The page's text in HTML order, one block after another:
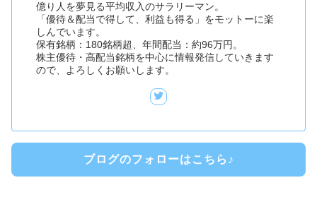
億り人を夢見る平均収入のサラリーマン。
「優待＆配当で得して、利益も得る」をモットーに楽
しんでいます。
保有銘柄：180銘柄超、年間配当：約96万円。
株主優待・高配当銘柄を中心に情報発信していきます
ので、よろしくお願いします。
ブログのフォローはこちら♪